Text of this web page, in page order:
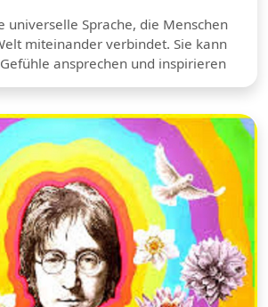
universelle Sprache, die Menschen
miteinander verbindet. Sie kann
ansprechen und inspirieren